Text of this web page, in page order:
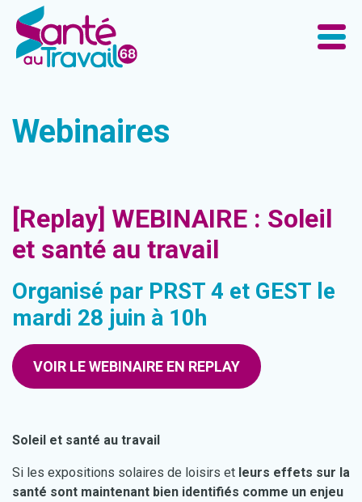
Webinaires
[Replay] WEBINAIRE : Soleil
et santé au travail
Organisé par PRST 4 et GEST le
mardi 28 juin à 10h
VOIR LE WEBINAIRE EN REPLAY
Soleil et santé au travail
Si les expositions solaires de loisirs et leurs effets sur la
santé sont maintenant bien identifiés comme un enjeu